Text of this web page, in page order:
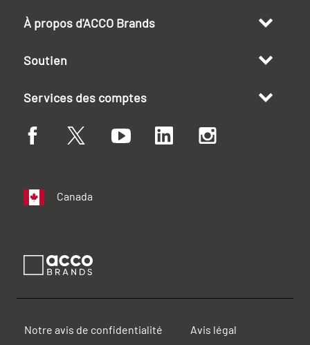
À propos d'ACCO Brands
Soutien
Services des comptes
Canada
Notre avis de confidentialité Avis légal